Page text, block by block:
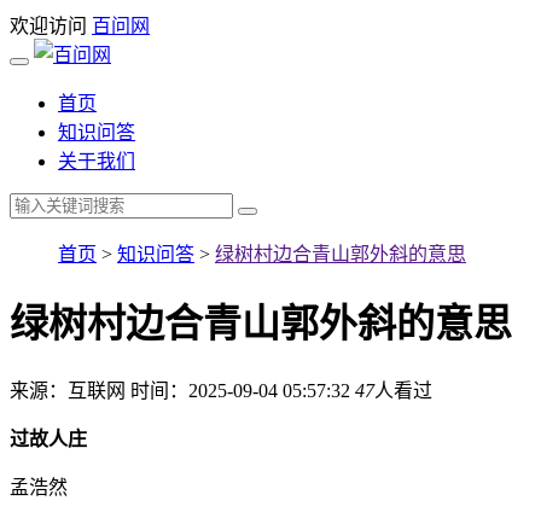
欢迎访问 百问网
首页
知识问答
关于我们
首页 > 知识问答 > 绿树村边合青山郭外斜的意思
绿树村边合青山郭外斜的意思
来源：互联网 时间：2025-09-04 05:57:32 47人看过
过故人庄
孟浩然